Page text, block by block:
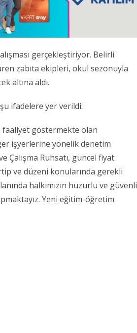
gerçekleştiriyor. Belirli
zabıta ekipleri, okul sezonuyla
altına aldı.
ifadelere yer verildi:
faaliyet göstermekte olan
işyerlerine yönelik denetim
Çalışma Ruhsatı, güncel fiyat
ve düzeni konularında gerekli
halkımızın huzurlu ve güvenli
Yeni eğitim-öğretim